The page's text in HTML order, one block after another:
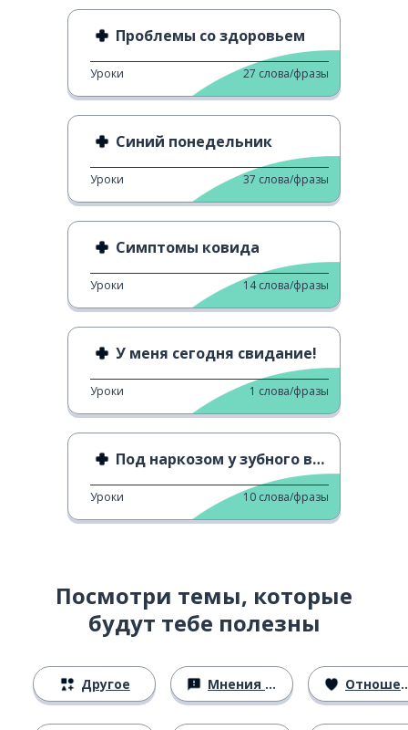
Проблемы со здоровьем
Уроки 27 слова/фразы
Синий понедельник
Уроки 37 слова/фразы
Симптомы ковида
Уроки 14 слова/фразы
У меня сегодня свидание!
Уроки 1 слова/фразы
Под наркозом у зубного врача
Уроки 10 слова/фразы
Посмотри темы, которые
будут тебе полезны
Другое Мнения и убеждения Отношения